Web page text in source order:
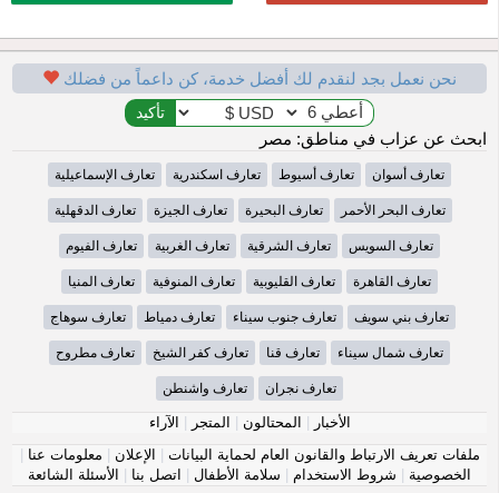
نحن نعمل بجد لنقدم لك أفضل خدمة، كن داعماً من فضلك
ابحث عن عزاب في مناطق: مصر
تعارف أسوان تعارف أسيوط تعارف اسكندرية تعارف الإسماعيلية
تعارف البحر الأحمر تعارف البحيرة تعارف الجيزة تعارف الدقهلية
تعارف السويس تعارف الشرقية تعارف الغربية تعارف الفيوم
تعارف القاهرة تعارف القليوبية تعارف المنوفية تعارف المنيا
تعارف بني سويف تعارف جنوب سيناء تعارف دمياط تعارف سوهاج
تعارف شمال سيناء تعارف قنا تعارف كفر الشيخ تعارف مطروح
تعارف نجران تعارف واشنطن
الأخبار | المحتالون | المتجر | الآراء
ملفات تعريف الارتباط والقانون العام لحماية البيانات | الإعلان | معلومات عنا |
الخصوصية | شروط الاستخدام | سلامة الأطفال | اتصل بنا | الأسئلة الشائعة